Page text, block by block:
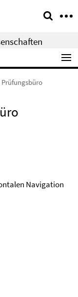
Navigation